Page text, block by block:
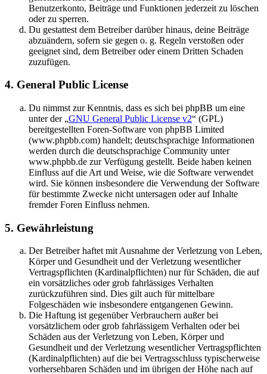
Benutzerkonto, Beiträge und Funktionen jederzeit zu löschen
oder zu sperren.
Du gestattest dem Betreiber darüber hinaus, deine Beiträge
abzuändern, sofern sie gegen o. g. Regeln verstoßen oder
geeignet sind, dem Betreiber oder einem Dritten Schaden
zuzufügen.
4. General Public License
Du nimmst zur Kenntnis, dass es sich bei phpBB um eine
unter der „GNU General Public License v2“ (GPL)
bereitgestellten Foren-Software von phpBB Limited
(www.phpbb.com) handelt; deutschsprachige Informationen
werden durch die deutschsprachige Community unter
www.phpbb.de zur Verfügung gestellt. Beide haben keinen
Einfluss auf die Art und Weise, wie die Software verwendet
wird. Sie können insbesondere die Verwendung der Software
für bestimmte Zwecke nicht untersagen oder auf Inhalte
fremder Foren Einfluss nehmen.
5. Gewährleistung
Der Betreiber haftet mit Ausnahme der Verletzung von Leben,
Körper und Gesundheit und der Verletzung wesentlicher
Vertragspflichten (Kardinalpflichten) nur für Schäden, die auf
ein vorsätzliches oder grob fahrlässiges Verhalten
zurückzuführen sind. Dies gilt auch für mittelbare
Folgeschäden wie insbesondere entgangenen Gewinn.
Die Haftung ist gegenüber Verbrauchern außer bei
vorsätzlichem oder grob fahrlässigem Verhalten oder bei
Schäden aus der Verletzung von Leben, Körper und
Gesundheit und der Verletzung wesentlicher Vertragspflichten
(Kardinalpflichten) auf die bei Vertragsschluss typischerweise
vorhersehbaren Schäden und im übrigen der Höhe nach auf